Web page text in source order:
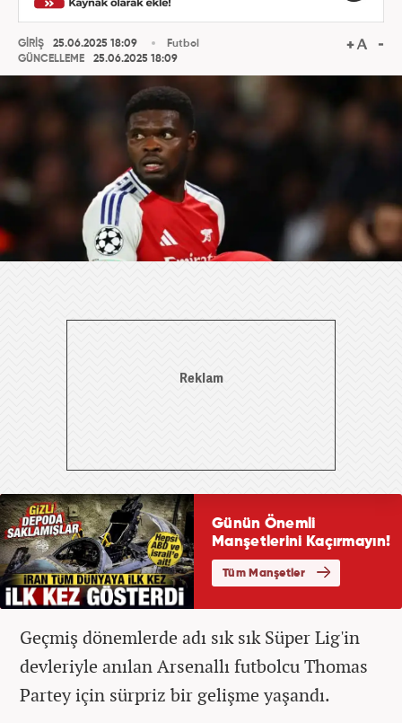
GİRİŞ
25.06.2025 18:09
GÜNCELLEME
25.06.2025 18:09
Futbol
Geçmiş dönemlerde adı sık sık Süper Lig'in
devleriyle anılan Arsenallı futbolcu Thomas
Partey için sürpriz bir gelişme yaşandı.